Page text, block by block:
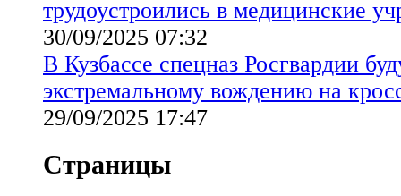
трудоустроились в медицинские
30/09/2025 07:32
В Кузбассе спецназ Росгвардии
экстремальному вождению на
29/09/2025 17:47
Страницы